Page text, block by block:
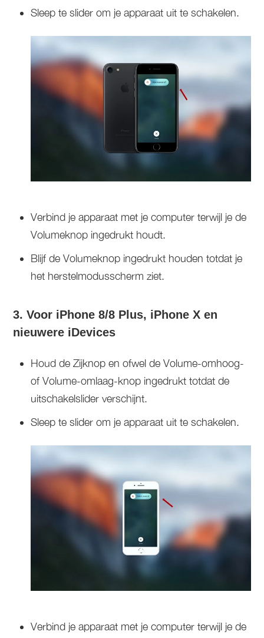
Sleep te slider om je apparaat uit te schakelen.
Verbind je apparaat met je computer terwijl je de
Volumeknop ingedrukt houdt.
Blijf de Volumeknop ingedrukt houden totdat je
het herstelmodusscherm ziet.
3. Voor iPhone 8/8 Plus, iPhone X en
nieuwere iDevices
Houd de Zijknop en ofwel de Volume-omhoog-
of Volume-omlaag-knop ingedrukt totdat de
uitschakelslider verschijnt.
Sleep te slider om je apparaat uit te schakelen.
Verbind je apparaat met je computer terwijl je de